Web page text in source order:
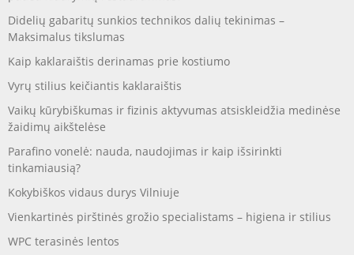
Didelių gabaritų sunkios technikos dalių tekinimas –
Maksimalus tikslumas
Kaip kaklaraištis derinamas prie kostiumo
Vyrų stilius keičiantis kaklaraištis
Vaikų kūrybiškumas ir fizinis aktyvumas atsiskleidžia medinėse
žaidimų aikštelėse
Parafino vonelė: nauda, naudojimas ir kaip išsirinkti
tinkamiausią?
Kokybiškos vidaus durys Vilniuje
Vienkartinės pirštinės grožio specialistams – higiena ir stilius
WPC terasinės lentos